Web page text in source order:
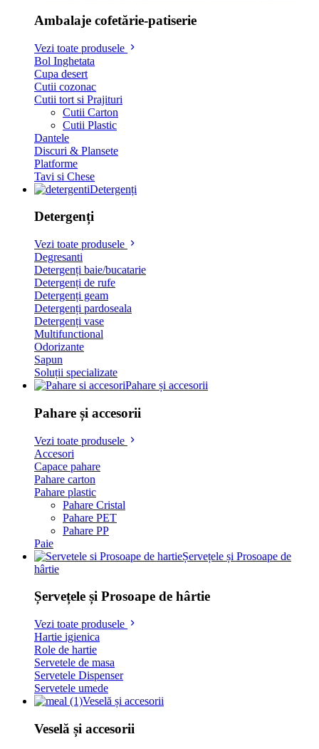
Ambalaje cofetărie-patiserie
Vezi toate produsele
Bol Inghetata
Cupa desert
Cutii cozonac
Cutii tort si Prajituri
Cutii Carton
Cutii Plastic
Dantele
Discuri & Plansete
Platforme
Tavi si Chese
Detergenți
Detergenți
Vezi toate produsele
Degresanti
Detergenți baie/bucatarie
Detergenți de rufe
Detergenți geam
Detergenți pardoseala
Detergenți vase
Multifunctional
Odorizante
Sapun
Soluții specializate
Pahare și accesorii
Pahare și accesorii
Vezi toate produsele
Accesori
Capace pahare
Pahare carton
Pahare plastic
Pahare Cristal
Pahare PET
Pahare PP
Paie
Șervețele și Prosoape de
hârtie
Șervețele și Prosoape de hârtie
Vezi toate produsele
Hartie igienica
Role de hartie
Servetele de masa
Servetele Dispenser
Servetele umede
Veselă și accesorii
Veselă și accesorii